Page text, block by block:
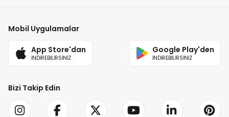
Mobil Uygulamalar
App Store'dan
İNDİREBİLİRSİNİZ
Google Play'den
İNDİREBİLİRSİNİZ
Bizi Takip Edin